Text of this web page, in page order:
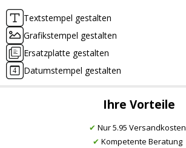
Textstempel gestalten
Grafikstempel gestalten
Ersatzplatte gestalten
Datumstempel gestalten
Ihre Vorteile
✔ Nur 5.95 Versandkosten
✔ Kompetente Beratung